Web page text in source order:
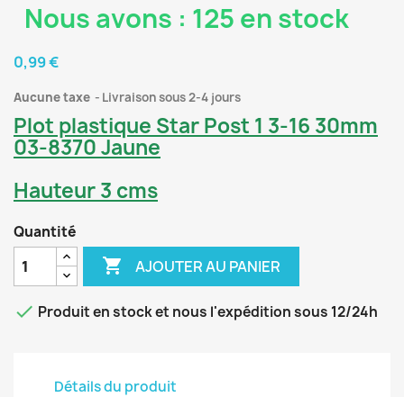
Nous avons : 125 en stock
0,99 €
Aucune taxe Livraison sous 2-4 jours
Plot plastique Star Post 1 3-16 30mm
03-8370 Jaune
Hauteur 3 cms
Quantité
 AJOUTER AU PANIER
 Produit en stock et nous l'expédition sous 12/24h
Détails du produit